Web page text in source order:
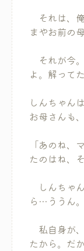
それは、
まやお前の
それが今
よ。解って
しんちゃん
お母さんも
「あのね、
たのはね、
しんちゃ
ら…ううん。
私自身が
たから。だ